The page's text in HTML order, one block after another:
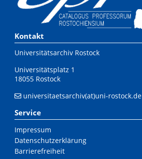
Kontakt
Universitätsarchiv Rostock
Universitätsplatz 1
18055 Rostock
universitaetsarchiv(at)uni-rostock.de
Service
Impressum
Datenschutzerklärung
Barrierefreiheit